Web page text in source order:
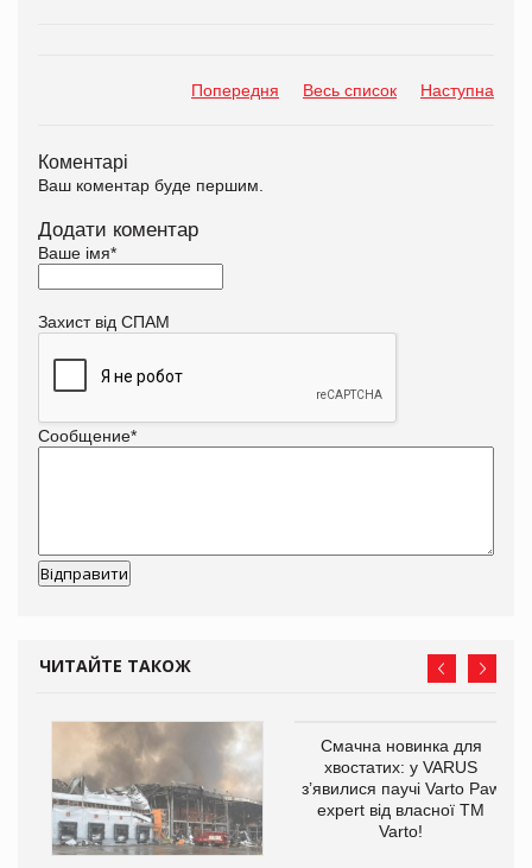
Попередня Весь список Наступна
Коментарі
Ваш коментар буде першим.
Додати коментар
Ваше імя*
Захист від СПАМ
Сообщение*
ЧИТАЙТЕ ТАКОЖ
Смачна новинка для
хвостатих: у VARUS
з’явилися паучі Varto Paw
expert від власної ТМ
Varto!